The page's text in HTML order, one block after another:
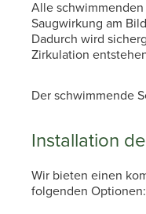
Alle
Saugwirkung am
Dadurch wird
Zirkulation
Der schwimmende
Installation
Wir bieten einen
folgenden Optionen: